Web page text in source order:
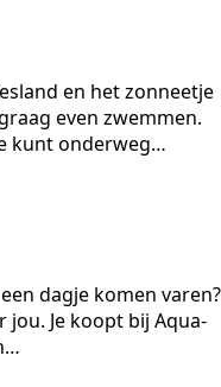
en het zonneetje
even zwemmen.
kunt onderweg…
dagje komen varen?
jou. Je koopt bij Aqua-